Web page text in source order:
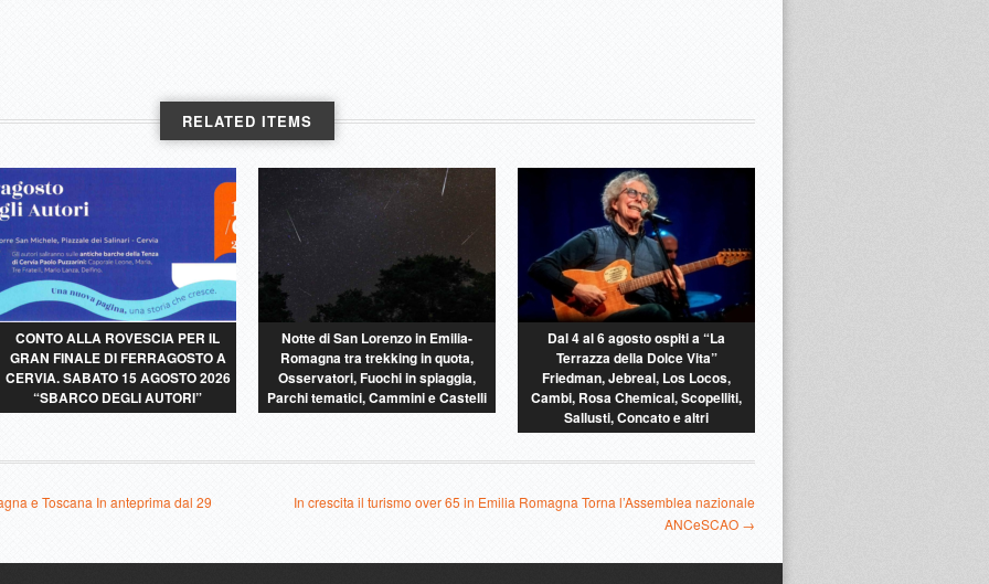
RELATED ITEMS
CONTO ALLA ROVESCIA PER IL
GRAN FINALE DI FERRAGOSTO A
CERVIA. SABATO 15 AGOSTO 2026
“SBARCO DEGLI AUTORI”
Notte di San Lorenzo in Emilia-
Romagna tra trekking in quota,
Osservatori, Fuochi in spiaggia,
Parchi tematici, Cammini e Castelli
Dal 4 al 6 agosto ospiti a “La
Terrazza della Dolce Vita”
Friedman, Jebreal, Los Locos,
Cambi, Rosa Chemical, Scopelliti,
Sallusti, Concato e altri
e Toscana In anteprima dal 29
In crescita il turismo over 65 in Emilia Romagna Torna l’Assemblea nazionale
ANCeSCAO →